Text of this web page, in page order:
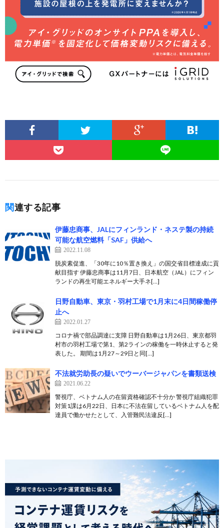
関連する記事
伊藤忠商事、JALにフィンランド・ネステ製の持続
可能な航空燃料「SAF」供給へ
2022.11.08
脱炭素促進、「30年に10％置き換え」の国交省目標達成に貢
献目指す 伊藤忠商事は11月7日、日本航空（JAL）にフィン
ランドの再生可能エネルギー大手ネ[…]
日野自動車、東京・羽村工場で1月末に4日間稼働停
止へ
2022.01.27
コロナ禍で部品調達に支障 日野自動車は1月26日、東京都羽
村市の羽村工場で第1、第2ラインの稼働を一時休止すると発
表した。 期間は1月27～29日と同[…]
不法就労助長の疑いでウーバージャパンを書類送検
2021.06.22
警視庁、ベトナム人の在留資格確認不十分か 警視庁組織犯罪
対策1課は6月22日、日本に不法在留しているベトナム人を配
達員で働かせたとして、入管難民法違反[…]